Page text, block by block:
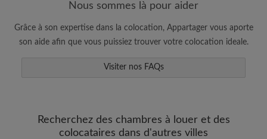
semble important
Faites vos demandes de visites
Nous sommes là pour aider
Grâce à son expertise dans la colocation, Appartager vous aporte
son aide afin que vous puissiez trouver votre colocation ideale.
Visiter nos FAQs
Recherchez des chambres à louer et des
colocataires dans d'autres villes